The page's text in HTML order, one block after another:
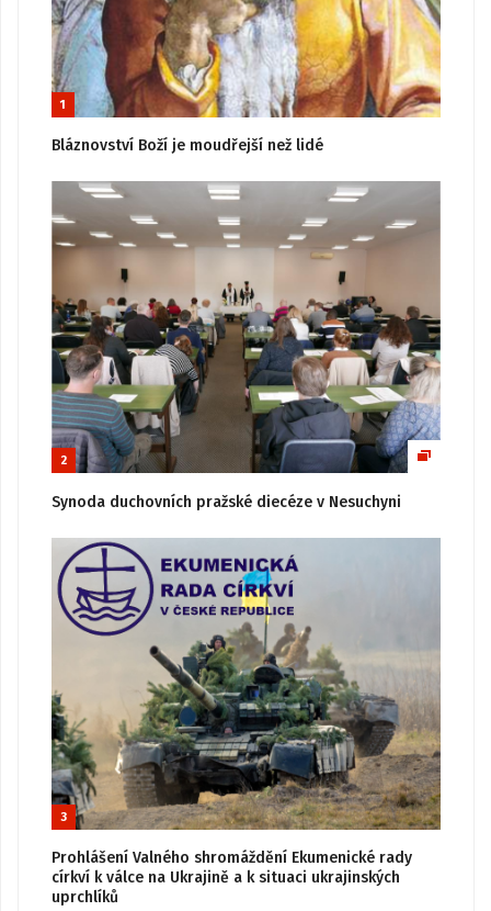
1
Bláznovství Boží je moudřejší než lidé
2
Synoda duchovních pražské diecéze v Nesuchyni
3
Prohlášení Valného shromáždění Ekumenické rady
církví k válce na Ukrajině a k situaci ukrajinských
uprchlíků